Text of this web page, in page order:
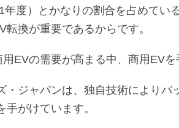
年度）とかなりの割合を占めてい
転換が重要であるからです。
EVの需要が高まる中、商用EV
・ジャパンは、独自技術により
手がけています。